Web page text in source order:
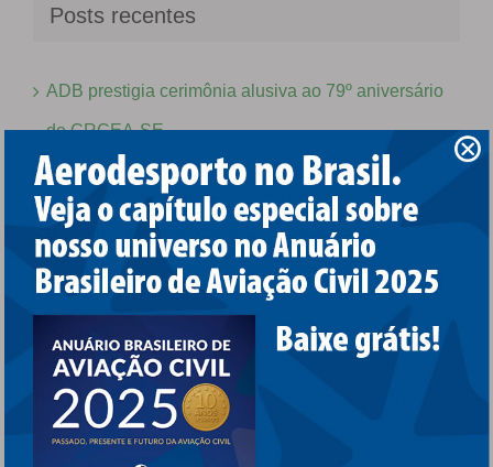
Posts recentes
ADB prestigia cerimônia alusiva ao 79º aniversário
do CRCEA-SE
Anac reforça sua aproximação com regulados
durante congresso em defesa dos aeroclubes
brasileiros
Pela Preservação dos Aeroclubes Brasileiros
ADB destaca nomeação de Georges de Moura
Ferreira na Comissão Especial de Direito